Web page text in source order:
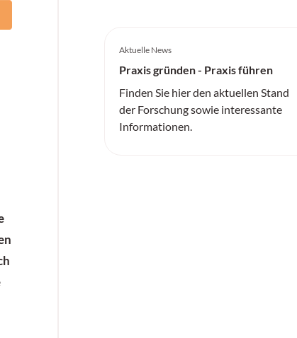
Aktuelle News
Praxis gründen - Praxis führen
Finden Sie hier den aktuellen Stand
der Forschung sowie interessante
Informationen.